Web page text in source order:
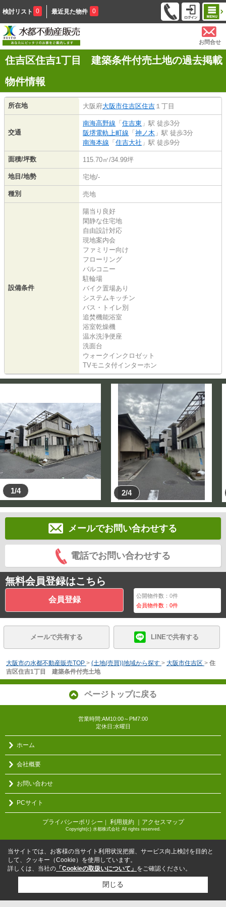
検討リスト 0 最近見た物件 0
お問合せ
住吉区住吉1丁目 建築条件付売土地の過去掲載
物件情報
所在地 大阪府大阪市住吉区住吉 １丁目
交通
南海高野線 「 住吉東 」駅 徒歩3分
阪堺電軌上町線 「 神ノ木 」駅 徒歩3分
南海本線 「 住吉大社 」駅 徒歩9分
面積/坪数 115.70㎡/34.99坪
地目/地勢 宅地/-
種別 売地
設備条件
陽当り良好
閑静な住宅地
自由設計対応
現地案内会
ファミリー向け
フローリング
バルコニー
駐輪場
バイク置場あり
システムキッチン
バス・トイレ別
追焚機能浴室
浴室乾燥機
温水洗浄便座
洗面台
ウォークインクロゼット
TVモニタ付インターホン
1/4 2/4
メールでお問い合わせする
電話でお問い合わせする
無料会員登録はこちら
会員登録 公開物件数：0件
会員物件数：0件
メールで共有する LINEで共有する
大阪市の水都不動産販売TOP > (土地(売買))地域から探す > 大阪市住吉区 > 住
吉区住吉1丁目 建築条件付売土地
ページトップに戻る
営業時間:AM10:00～PM7:00
定休日:水曜日
ホーム
会社概要
お問い合わせ
PCサイト
プライバシーポリシー ｜ 利用規約 ｜アクセスマップ
Copyright(c) 水都株式会社 All rights reserved.
当サイトでは、お客様の当サイト利用状況把握、サービス向上検討を目的と
して、クッキー（Cookie）を使用しています。
詳しくは、当社の 「Cookieの取扱いについて」 をご確認ください。
閉じる